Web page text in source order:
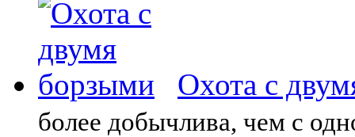
Охота с
более добычлива, чем с